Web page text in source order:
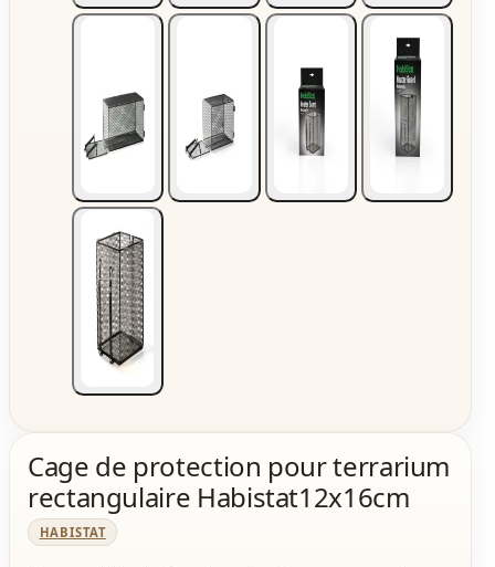
Cage de protection pour terrarium
rectangulaire Habistat12x16cm
HABISTAT